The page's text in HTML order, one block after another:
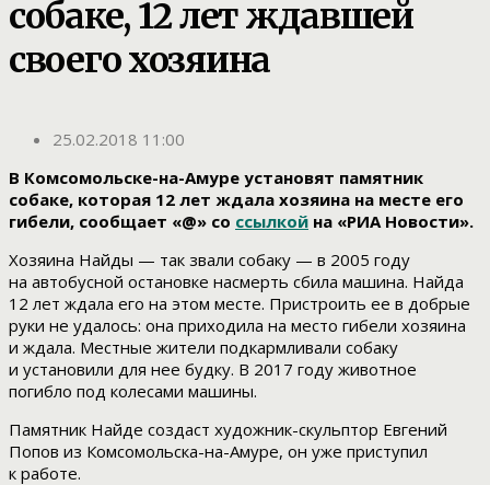
собаке, 12 лет ждавшей
своего хозяина
25.02.2018 11:00
В Комсомольске-на-Амуре установят памятник
собаке, которая 12 лет ждала хозяина на месте его
гибели, сообщает «@» со ссылкой на «РИА Новости».
Хозяина Найды — так звали собаку — в 2005 году
на автобусной остановке насмерть сбила машина. Найда
12 лет ждала его на этом месте. Пристроить ее в добрые
руки не удалось: она приходила на место гибели хозяина
и ждала. Местные жители подкармливали собаку
и установили для нее будку. В 2017 году животное
погибло под колесами машины.
Памятник Найде создаст художник-скульптор Евгений
Попов из Комсомольска-на-Амуре, он уже приступил
к работе.